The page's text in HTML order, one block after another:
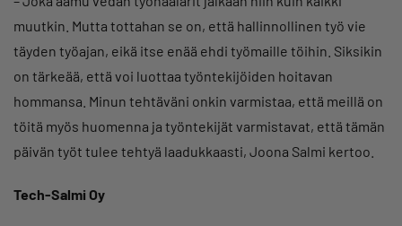
muutkin. Mutta tottahan se on, että hallinnollinen työ vie
täyden työajan, eikä itse enää ehdi työmaille töihin. Siksikin
on tärkeää, että voi luottaa työntekijöiden hoitavan
hommansa. Minun tehtäväni onkin varmistaa, että meillä on
töitä myös huomenna ja työntekijät varmistavat, että tämän
päivän työt tulee tehtyä laadukkaasti, Joona Salmi kertoo.
Tech-Salmi Oy